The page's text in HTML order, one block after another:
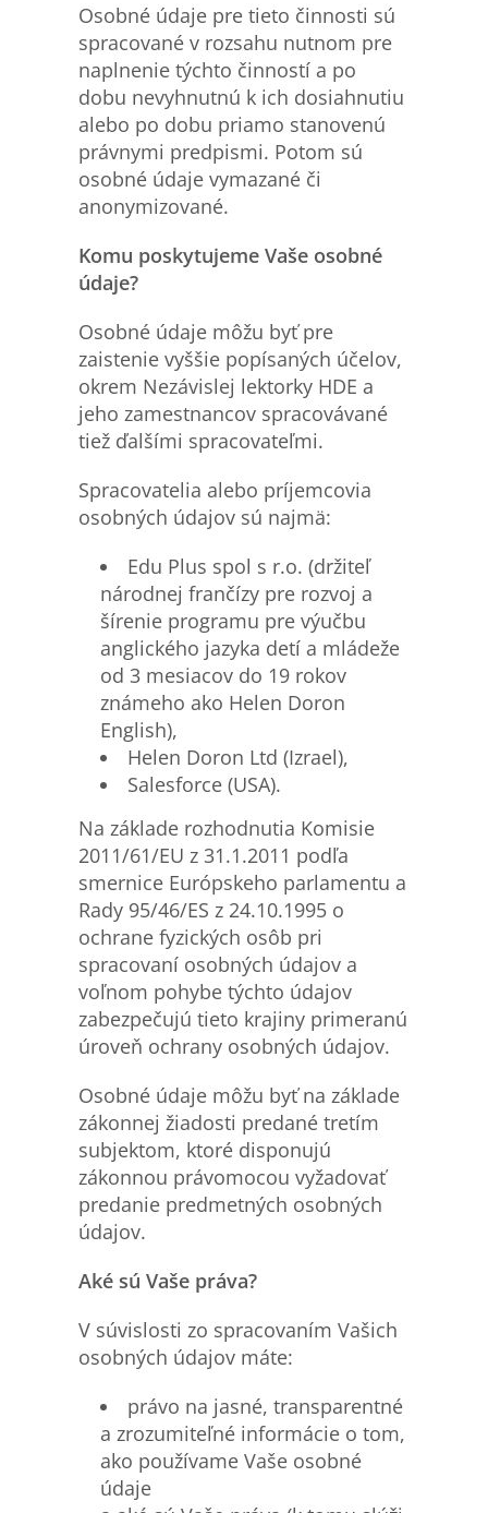
Osobné údaje pre tieto činnosti sú
spracované v rozsahu nutnom pre
naplnenie týchto činností a po
dobu nevyhnutnú k ich dosiahnutiu
alebo po dobu priamo stanovenú
právnymi predpismi. Potom sú
osobné údaje vymazané či
anonymizované.
Komu poskytujeme Vaše osobné
údaje?
Osobné údaje môžu byť pre
zaistenie vyššie popísaných účelov,
okrem Nezávislej lektorky HDE a
jeho zamestnancov spracovávané
tiež ďalšími spracovateľmi.
Spracovatelia alebo príjemcovia
osobných údajov sú najmä:
Edu Plus spol s r.o. (držiteľ
národnej frančízy pre rozvoj a
šírenie programu pre výučbu
anglického jazyka detí a mládeže
od 3 mesiacov do 19 rokov
známeho ako Helen Doron
English),
Helen Doron Ltd (Izrael),
Salesforce (USA).
Na základe rozhodnutia Komisie
2011/61/EU z 31.1.2011 podľa
smernice Európskeho parlamentu a
Rady 95/46/ES z 24.10.1995 o
ochrane fyzických osôb pri
spracovaní osobných údajov a
voľnom pohybe týchto údajov
zabezpečujú tieto krajiny primeranú
úroveň ochrany osobných údajov.
Osobné údaje môžu byť na základe
zákonnej žiadosti predané tretím
subjektom, ktoré disponujú
zákonnou právomocou vyžadovať
predanie predmetných osobných
údajov.
Aké sú Vaše práva?
V súvislosti zo spracovaním Vašich
osobných údajov máte:
právo na jasné, transparentné
a zrozumiteľné informácie o tom,
ako používame Vaše osobné
údaje